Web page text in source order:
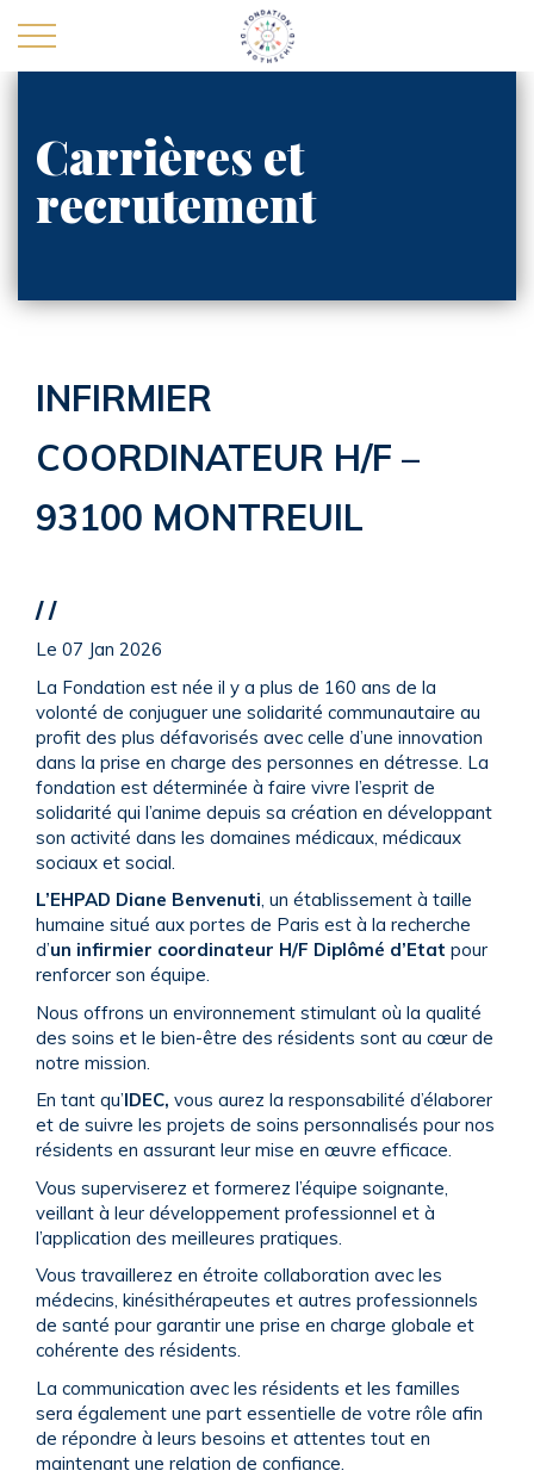
La Fondation
Handicap
Enfants
Carrières et
recrutement
INFIRMIER
COORDINATEUR H/F –
93100 MONTREUIL
/ /
Le 07 Jan 2026
La Fondation est née il y a plus de 160 ans de la
volonté de conjuguer une solidarité communautaire au
profit des plus défavorisés avec celle d’une innovation
dans la prise en charge des personnes en détresse. La
fondation est déterminée à faire vivre l’esprit de
solidarité qui l’anime depuis sa création en développant
son activité dans les domaines médicaux, médicaux
sociaux et social.
L’EHPAD Diane Benvenuti, un établissement à taille
humaine situé aux portes de Paris est à la recherche
d’un infirmier coordinateur H/F Diplômé d’Etat pour
renforcer son équipe.
Nous offrons un environnement stimulant où la qualité
des soins et le bien-être des résidents sont au cœur de
notre mission.
En tant qu’IDEC, vous aurez la responsabilité d’élaborer
et de suivre les projets de soins personnalisés pour nos
résidents en assurant leur mise en œuvre efficace.
Vous superviserez et formerez l’équipe soignante,
veillant à leur développement professionnel et à
l’application des meilleures pratiques.
Vous travaillerez en étroite collaboration avec les
médecins, kinésithérapeutes et autres professionnels
de santé pour garantir une prise en charge globale et
cohérente des résidents.
La communication avec les résidents et les familles
sera également une part essentielle de votre rôle afin
de répondre à leurs besoins et attentes tout en
maintenant une relation de confiance.